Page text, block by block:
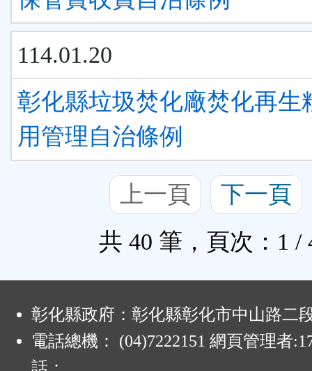
114.01.20
彰化縣垃圾焚化廠焚化再生
用管理自治條例
上一頁
下一頁
共 40 筆，頁次：1 /
彰化縣政府：彰化縣彰化市中山路二
電話總機： (04)7222151 網頁管理者